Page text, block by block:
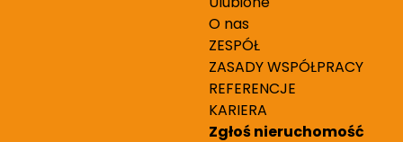
O nas
ZESPÓŁ
ZASADY WSPÓŁPRACY
REFERENCJE
KARIERA
Zgłoś nieruchomość
bardzo zadowolona z przebiegu
i zaangażowaniem na każdym
zawsze otrzymywałam